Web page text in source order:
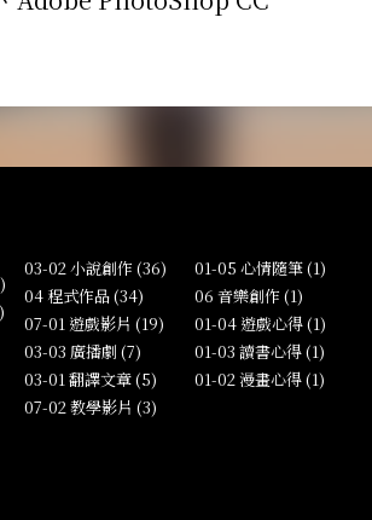
03-02 小說創作 (36)
04 程式作品 (34)
07-01 遊戲影片 (19)
03-03 廣播劇 (7)
03-01 翻譯文章 (5)
07-02 教學影片 (3)
01-05 心情隨筆 (1)
06 音樂創作 (1)
01-04 遊戲心得 (1)
01-03 讀書心得 (1)
01-02 漫畫心得 (1)